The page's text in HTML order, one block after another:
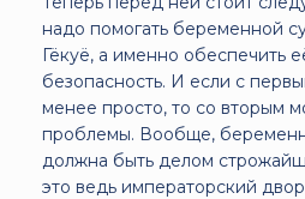
надо помогать беременной
Гёкуё, а именно обеспечить
безопасность. И если с
менее просто, то со вторым
проблемы. Вообще,
должна быть делом
это ведь императорский